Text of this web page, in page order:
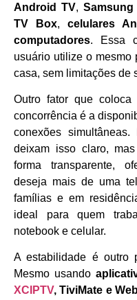
Android TV, Samsung
TV Box, celulares
computadores. Essa
usuário utilize o mesmo
casa, sem limitações de
Outro fator que coloca
concorrência é a
conexões
deixam isso claro,
forma transparente,
deseja mais de uma
famílias e em
ideal para quem
notebook e celular.
A estabilidade é outro
Mesmo usando
XCIPTV, TiviMate e